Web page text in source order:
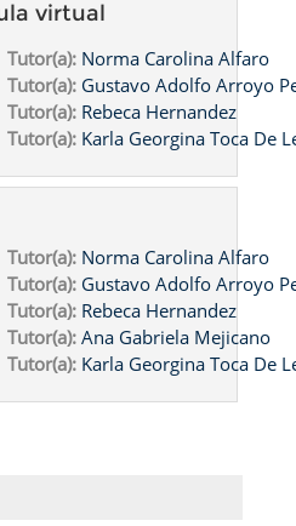
virtual
Tutor(a): Norma Carolina Alfaro
Tutor(a): Gustavo Adolfo Arroyo
Tutor(a): Rebeca Hernandez
Tutor(a): Karla Georgina Toca De
Tutor(a): Norma Carolina Alfaro
Tutor(a): Gustavo Adolfo Arroyo
Tutor(a): Rebeca Hernandez
Tutor(a): Ana Gabriela Mejicano
Tutor(a): Karla Georgina Toca De